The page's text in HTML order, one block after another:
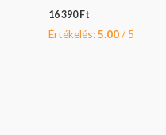
16 390 Ft
Értékelés:5.00/ 5